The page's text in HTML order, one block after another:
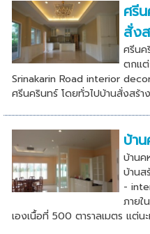
ศรี
สั่ง
ศรีนค
ตกแต่
Srinakarin Road interior
ศรีนครินทร์ โดยทั่วไปบ้านสั่งสร้า
บ้า
บ้านค
บ้านส
-
ภายใ
เองเนื้อที่ 500 ตาราลเมตร แต่น